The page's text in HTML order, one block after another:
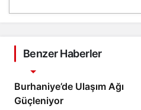
Benzer Haberler
Burhaniye’de Ulaşım Ağı
Güçleniyor